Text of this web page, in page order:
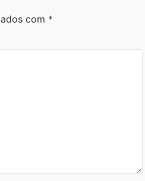
com *